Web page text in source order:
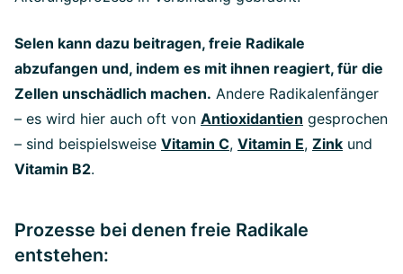
Selen kann dazu beitragen, freie Radikale
abzufangen und, indem es mit ihnen reagiert, für die
Zellen unschädlich machen. Andere Radikalenfänger
– es wird hier auch oft von Antioxidantien gesprochen
– sind beispielsweise Vitamin C, Vitamin E, Zink und
Vitamin B2.
Prozesse bei denen freie Radikale
entstehen: